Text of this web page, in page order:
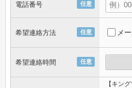
任意
電話番号
任意
希望連絡方法 メ
任意
希望連絡時間
【キン